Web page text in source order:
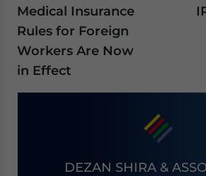
Medical Insurance
Rules for Foreign
Workers Are Now
in Effect
DEZAN SHIRA &